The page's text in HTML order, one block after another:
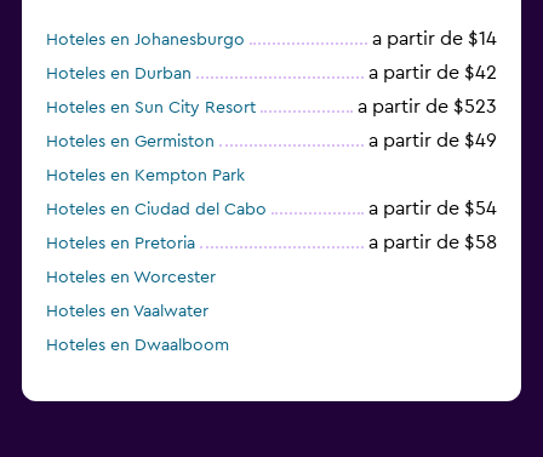
Hoteles en Johanesburgo a partir de $14
Hoteles en Durban a partir de $42
Hoteles en Sun City Resort a partir de $523
Hoteles en Germiston a partir de $49
Hoteles en Kempton Park
Hoteles en Ciudad del Cabo
a partir de $54
Hoteles en Pretoria a partir de $58
Hoteles en Worcester
Hoteles en Vaalwater
Hoteles en Dwaalboom